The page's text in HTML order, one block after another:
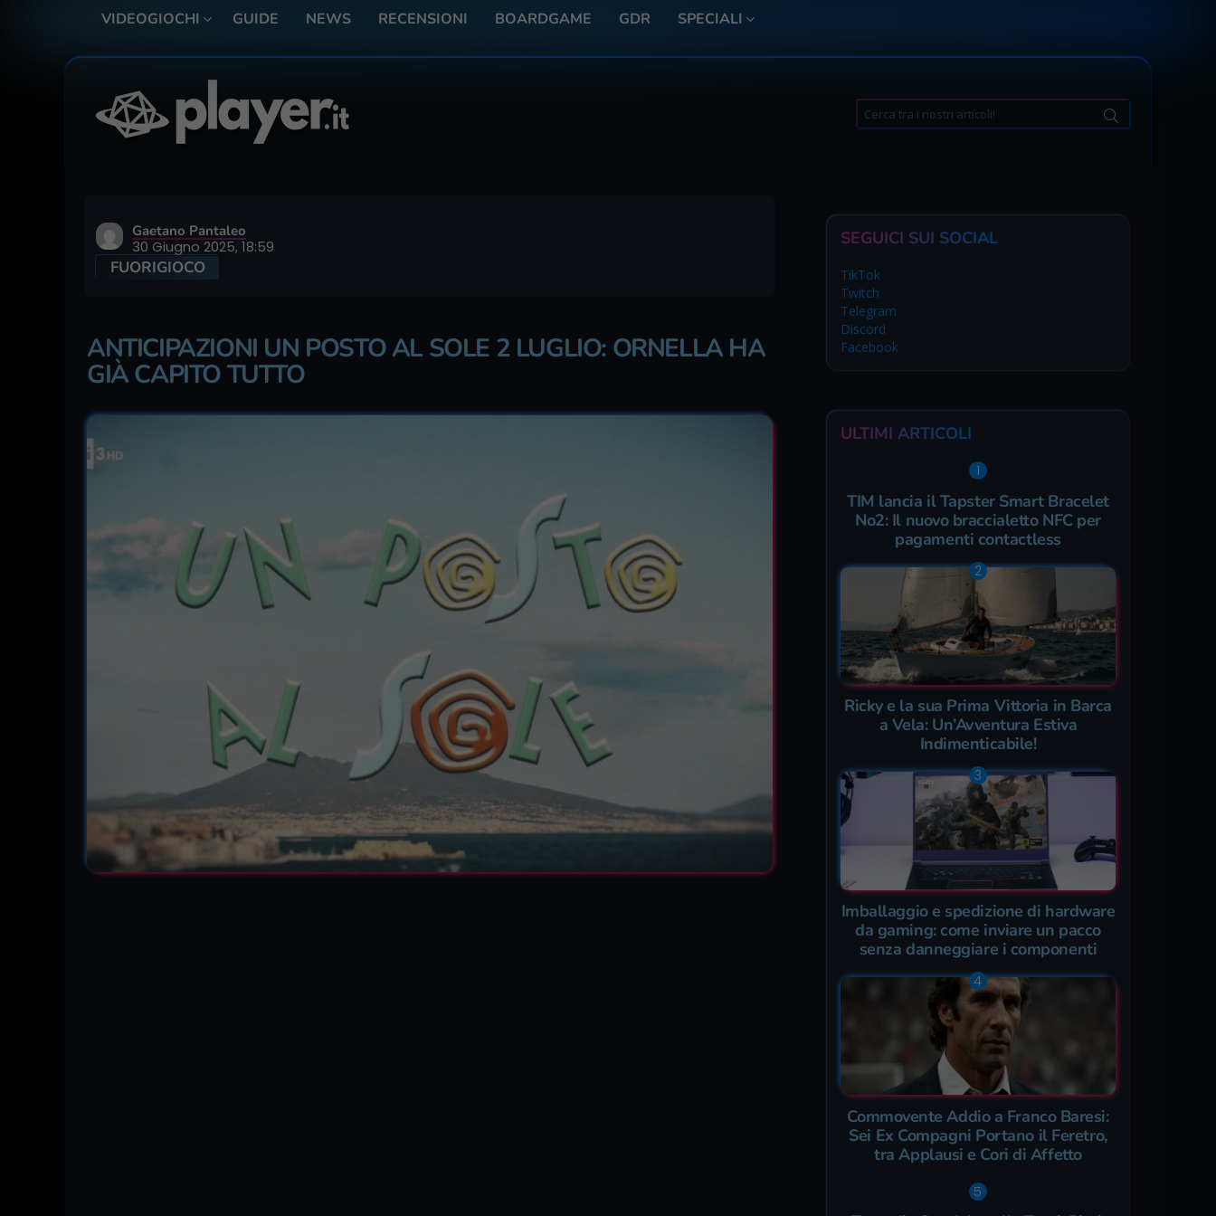
VIDEOGIOCHI GUIDE NEWS RECENSIONI BOARDGAME GDR SPECIALI
Search
for:
Gaetano Pantaleo
30 Giugno 2025, 18:59
FUORIGIOCO
ANTICIPAZIONI UN POSTO AL SOLE 2 LUGLIO: ORNELLA HA
GIÀ CAPITO TUTTO
SEGUICI SUI SOCIAL
TikTok
Twitch
Telegram
Discord
Facebook
ULTIMI ARTICOLI
TIM lancia il Tapster Smart Bracelet
No2: Il nuovo braccialetto NFC per
pagamenti contactless
Ricky e la sua Prima Vittoria in Barca
a Vela: Un’Avventura Estiva
Indimenticabile!
Imballaggio e spedizione di hardware
da gaming: come inviare un pacco
senza danneggiare i componenti
Commovente Addio a Franco Baresi:
Sei Ex Compagni Portano il Feretro,
tra Applausi e Cori di Affetto